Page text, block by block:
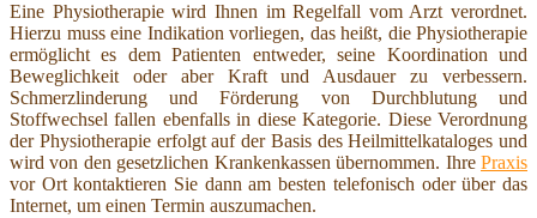
Eine Physiotherapie wird Ihnen im Regelfall vom Arzt verordnet.
Hierzu muss eine Indikation vorliegen, das heißt, die Physiotherapie
ermöglicht es dem Patienten entweder, seine Koordination und
Beweglichkeit oder aber Kraft und Ausdauer zu verbessern.
Schmerzlinderung und Förderung von Durchblutung und
Stoffwechsel fallen ebenfalls in diese Kategorie. Diese Verordnung
der Physiotherapie erfolgt auf der Basis des Heilmittelkataloges und
wird von den gesetzlichen Krankenkassen übernommen. Ihre Praxis
vor Ort kontaktieren Sie dann am besten telefonisch oder über das
Internet, um einen Termin auszumachen.